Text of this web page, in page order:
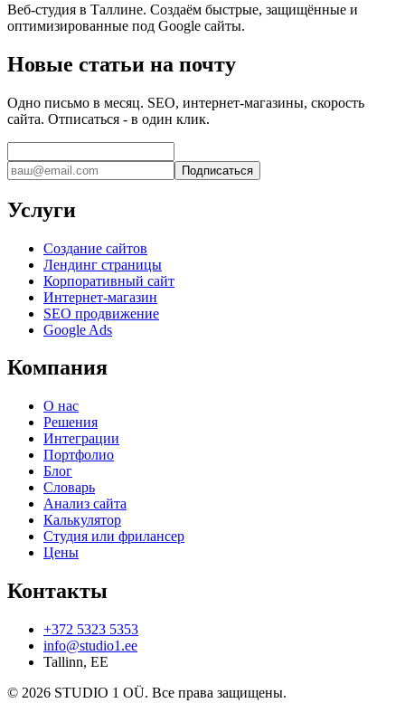
Веб-студия в Таллине. Создаём быстрые, защищённые и
оптимизированные под Google сайты.
Новые статьи на почту
Одно письмо в месяц. SEO, интернет-магазины, скорость
сайта. Отписаться - в один клик.
Подписаться
Услуги
Создание сайтов
Лендинг страницы
Корпоративный сайт
Интернет-магазин
SEO продвижение
Google Ads
Компания
О нас
Решения
Интеграции
Портфолио
Блог
Словарь
Анализ сайта
Калькулятор
Студия или фрилансер
Цены
Контакты
+372 5323 5353
info@studio1.ee
Tallinn, EE
© 2026 STUDIO 1 OÜ. Все права защищены.